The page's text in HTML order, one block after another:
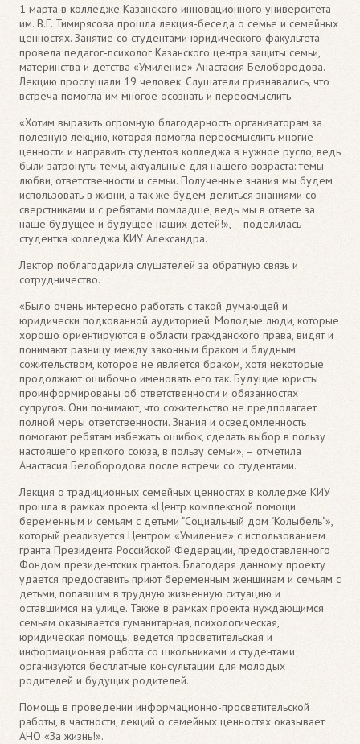
1 марта в колледже Казанского инновационного университета
им. В.Г. Тимирясова прошла лекция-беседа о семье и семейных
ценностях. Занятие со студентами юридического факультета
провела педагог-психолог Казанского центра защиты семьи,
материнства и детства «Умиление» Анастасия Белобородова.
Лекцию прослушали 19 человек. Слушатели признавались, что
встреча помогла им многое осознать и переосмыслить.
«Хотим выразить огромную благодарность организаторам за
полезную лекцию, которая помогла переосмыслить многие
ценности и направить студентов колледжа в нужное русло, ведь
были затронуты темы, актуальные для нашего возраста: темы
любви, ответственности и семьи. Полученные знания мы будем
использовать в жизни, а так же будем делиться знаниями со
сверстниками и с ребятами помладше, ведь мы в ответе за
наше будущее и будущее наших детей!», – поделилась
студентка колледжа КИУ Александра.
Лектор поблагодарила слушателей за обратную связь и
сотрудничество.
«Было очень интересно работать с такой думающей и
юридически подкованной аудиторией. Молодые люди, которые
хорошо ориентируются в области гражданского права, видят и
понимают разницу между законным браком и блудным
сожительством, которое не является браком, хотя некоторые
продолжают ошибочно именовать его так. Будущие юристы
проинформированы об ответственности и обязанностях
супругов. Они понимают, что сожительство не предполагает
полной меры ответственности. Знания и осведомленность
помогают ребятам избежать ошибок, сделать выбор в пользу
настоящего крепкого союза, в пользу семьи», – отметила
Анастасия Белобородова после встречи со студентами.
Лекция о традиционных семейных ценностях в колледже КИУ
прошла в рамках проекта «Центр комплексной помощи
беременным и семьям с детьми "Социальный дом "Колыбель"»,
который реализуется Центром «Умиление» с использованием
гранта Президента Российской Федерации, предоставленного
Фондом президентских грантов. Благодаря данному проекту
удается предоставить приют беременным женщинам и семьям с
детьми, попавшим в трудную жизненную ситуацию и
оставшимся на улице. Также в рамках проекта нуждающимся
семьям оказывается гуманитарная, психологическая,
юридическая помощь; ведется просветительская и
информационная работа со школьниками и студентами;
организуются бесплатные консультации для молодых
родителей и будущих родителей.
Помощь в проведении информационно-просветительской
работы, в частности, лекций о семейных ценностях оказывает
АНО «За жизнь!».